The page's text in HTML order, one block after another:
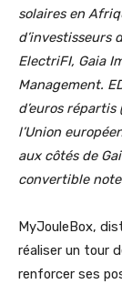
solaires en
d’investisseurs
ElectriFI, Gaia
Management.
d’euros
l’Union
aux côtés de
convertible
MyJouleBox,
réaliser un tour
renforcer ses